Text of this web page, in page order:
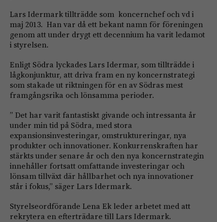
Lars Idermark tillträdde som koncernchef och vd i
maj 2013. Han var då ett bekant namn för föreningen
genom att under drygt ett decennium ha varit ledamot
i styrelsen.
Enligt Södra lyckades Lars Idermar, som tillträdde i
lågkonjunktur, att driva fram en ny koncernstrategi
som stakade ut riktningen för en av Södras mest
framgångsrika och lönsamma perioder.
” Det har varit fantastiskt givande och intressanta år
under min tid på Södra, med stora
expansionsinvesteringar, omstruktureringar, nya
produkter och innovationer. Konkurrenskraften har
stärkts under senare år och den nya koncernstrategin
innehåller fortsatt omfattande investeringar och
lönsam tillväxt där hållbarhet och nya innovationer
står i fokus,” säger Lars Idermark.
Styrelseordförande Lena Ek leder arbetet med att
rekrytera en efterträdare till Lars Idermark.